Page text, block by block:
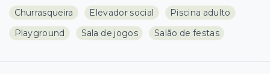
Churrasqueira
Elevador social
Piscina adulto
Playground
Sala de jogos Salão de festas